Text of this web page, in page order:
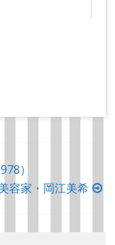
）
容家・岡江美希